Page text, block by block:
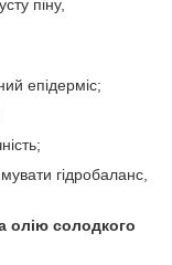
піну,
епідерміс;
гідробаланс,
олію солодкого